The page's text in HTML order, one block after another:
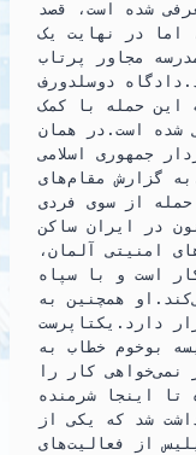
شده است، قصد
اما در نهایت یک
مجاور پرتاب
دوسلدورف
این حمله با کمک
شده است.در همان
جمهوری اسلامی
گزارش مقام‌های
از سوی فردی
در ایران ساکن
امنیتی آلمان،
است و با سپاه
همچنین به
دارد.یکتاپرست
بوخوم خطاب به
کار را
تا اینجا شرمنده
شد که یکی از
از فعالیت‌های